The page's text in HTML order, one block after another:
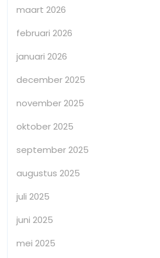
maart 2026
februari 2026
januari 2026
december 2025
november 2025
oktober 2025
september 2025
augustus 2025
juli 2025
juni 2025
mei 2025